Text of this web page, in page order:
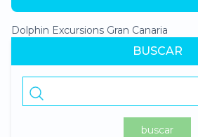
BUSCAR
buscar
Dolphin Excursions Gran Canaria